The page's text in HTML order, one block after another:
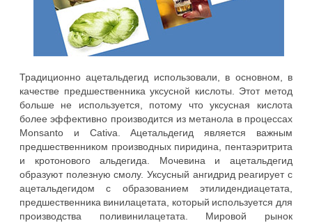
Традиционно ацетальдегид использовали, в основном, в
качестве предшественника уксусной кислоты. Этот метод
больше не используется, потому что уксусная кислота
более эффективно производится из метанола в процессах
Monsanto и Cativa. Ацетальдегид является важным
предшественником производных пиридина, пентаэритрита
и кротонового альдегида. Мочевина и ацетальдегид
образуют полезную смолу. Уксусный ангидрид реагирует с
ацетальдегидом с образованием этилидендиацетата,
предшественника винилацетата, который используется для
производства поливинилацетата. Мировой рынок